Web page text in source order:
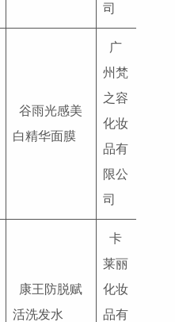
司
谷雨光感美
白精华面膜
广
州梵
之容
化妆
品有
限公
司
康王防脱赋
活洗发水
卡
莱丽
化妆
品有